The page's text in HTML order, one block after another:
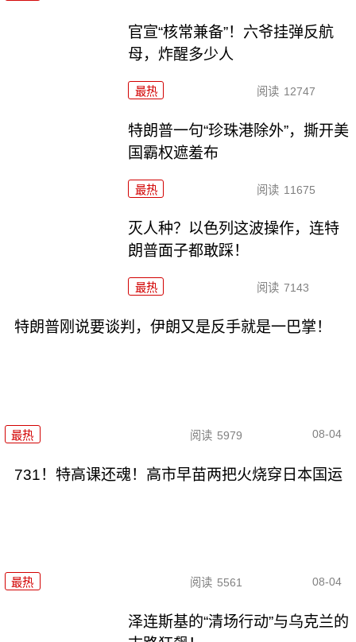
官宣“核常兼备”！六爷挂弹反航
母，炸醒多少人
最热 阅读 12747
特朗普一句“珍珠港除外”，撕开美
国霸权遮羞布
最热 阅读 11675
灭人种？以色列这波操作，连特
朗普面子都敢踩！
最热 阅读 7143
特朗普刚说要谈判，伊朗又是反手就是一巴掌！
最热 阅读 5979 08-04
731！特高课还魂！高市早苗两把火烧穿日本国运
最热 阅读 5561 08-04
泽连斯基的“清场行动”与乌克兰的